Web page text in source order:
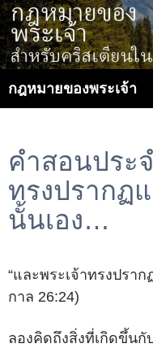
ข้าม
ไป
ยัง
กฎหมายของพระเจ้า
คำสอนประ
ทรงปรากฏ
นั้นเอง…
“และพระเจ้าทรงปรา
กาล 26:24)
ลองคิดถึงสิ่งที่เกิดขึ้นกั